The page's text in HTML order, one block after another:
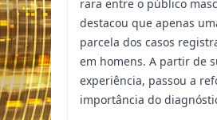
rara entre o público
destacou que apenas
parcela dos casos
em homens. A partir de
experiência, passou a
importância do